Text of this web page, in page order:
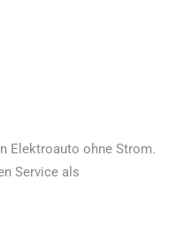
Elektroauto ohne Strom.
Service als